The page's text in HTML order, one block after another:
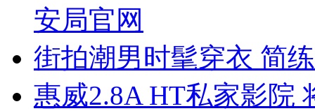
安局官网
街拍潮男时髦穿衣 简
惠威2.8A HT私家影院